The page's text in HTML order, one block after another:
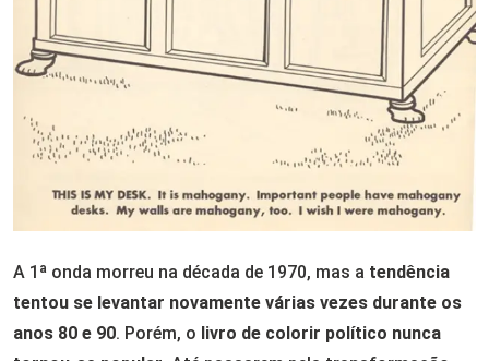
A 1ª onda morreu na década de 1970, mas a tendência
tentou se levantar novamente várias vezes durante os
anos 80 e 90. Porém, o livro de colorir político nunca